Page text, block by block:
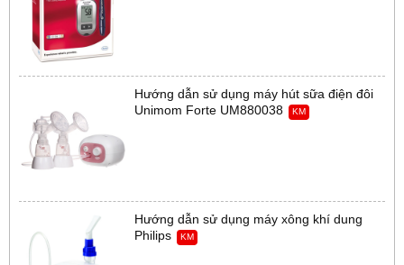
Hướng dẫn sử dụng máy hút sữa điện đôi
Unimom Forte UM880038
KM
Hướng dẫn sử dụng máy xông khí dung
Philips
KM